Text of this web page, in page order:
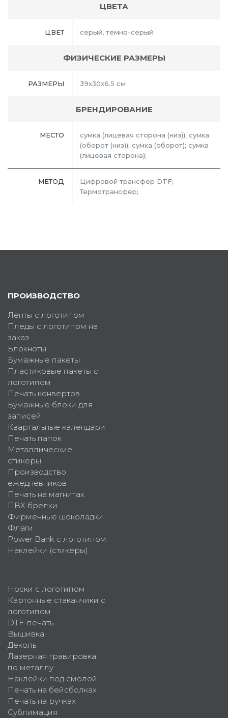
ЦВЕТА
ЦВЕТ серый, темно-серый
ФИЗИЧЕСКИЕ РАЗМЕРЫ
РАЗМЕРЫ 39х30х6.5 см
БРЕНДИРОВАНИЕ
МЕСТО
сумка (лицевая сторона (низ)); сумка
(оборот (низ)); сумка (оборот); сумка
(лицевая сторона);
МЕТОД
Цифровой трансфер DTF;
Термотрансфер;
ПРОИЗВОДСТВО
Ленты с логотипом
Пледы с логотипом на
заказ
Блокноты
Бумажные пакеты
Пластиковые пакеты с
логотипом
Печать конвертов
Бумажные блоки для
записей
Квартальные календари
Печать папок
Металлические
стикеры
Производство
ежедневников
Печать на магнитах
ПВХ брелки
Фирменные шоколадки
Флаги
Power Bank с логотипом
Наклейки (стикеры)
Носки с логотипом
Картонные стаканчики с
логотипом
DTF-печать
Вышивка
Деколь
Лазерная гравировка
по металлу
Наклейки под смолой
Печать на бейсболках
Печать на ручках
Сублимация